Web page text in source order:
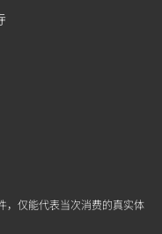
，仅能代表当次消费的真实体